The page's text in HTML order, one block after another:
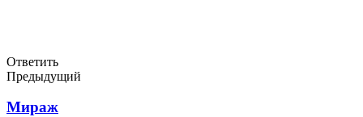
Ответить
Предыдущий
Мираж